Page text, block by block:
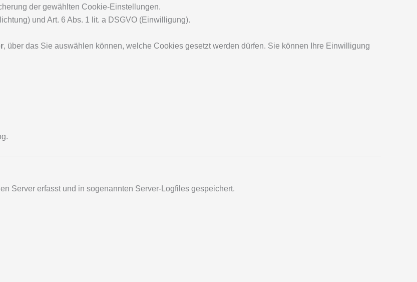
der gewählten Cookie-Einstellungen.
und Art. 6 Abs. 1 lit. a DSGVO (Einwilligung).
, über das Sie auswählen können, welche Cookies gesetzt werden dürfen. Sie können Ihre Einwilligung
Server erfasst und in sogenannten Server-Logfiles gespeichert.